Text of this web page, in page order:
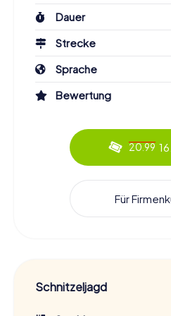
bescheren. Erlebt die
dieser faszinierenden Stadt
während ihr die Rätsel und
Schnitzeljagd meistert. Viel
Abenteuer in Ludwigsburg!
Dauer
Strecke
Sprache
Bewertung
20.99
Für
Schnitzeljagd